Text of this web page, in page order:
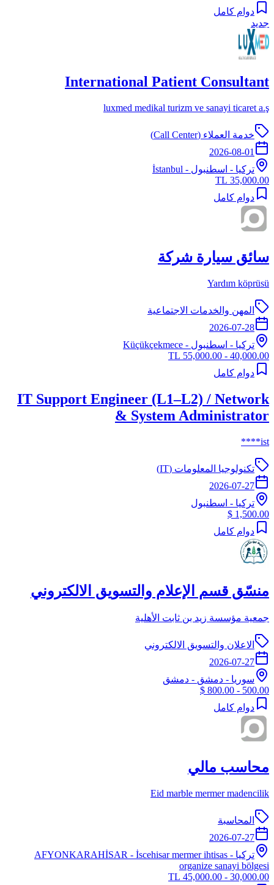
دوام كامل
جديد
International Patient Consultant
luxmed medikal turizm ve sanayi ticaret a.ş
خدمة العملاء (Call Center)
2026-08-01
تركيا - اسطنبول - İstanbul
35,000.00 TL
دوام كامل
سائق سيارة شركة
Yardım köprüsü
المهن والخدمات الاجتماعية
2026-07-28
تركيا - اسطنبول - Küçükçekmece
40,000.00 - 55,000.00 TL
دوام كامل
IT Support Engineer (L1–L2) / Network
& System Administrator
ist****
تكنولوجيا المعلومات (IT)
2026-07-27
تركيا - اسطنبول
1,500.00 $
دوام كامل
منسّق قسم الإعلام والتسويق الالكتروني
جمعية مؤسسة زيد بن ثابت الأهلية
الاعلان والتسويق الالكتروني
2026-07-27
سوريا - دمشق - دمشق
500.00 - 800.00 $
دوام كامل
محاسب مالي
Eid marble mermer madencilik
المحاسبة
2026-07-27
تركيا -
AFYONKARAHİSAR - İscehisar mermer ihtisas
organize sanayi bölgesi
30,000.00 - 45,000.00 TL